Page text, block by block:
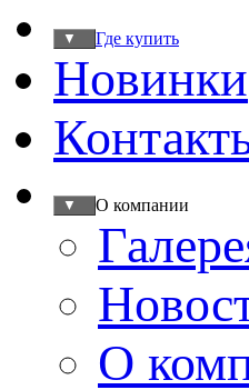
Где купить
▼
Новинки
О компании
▼
О